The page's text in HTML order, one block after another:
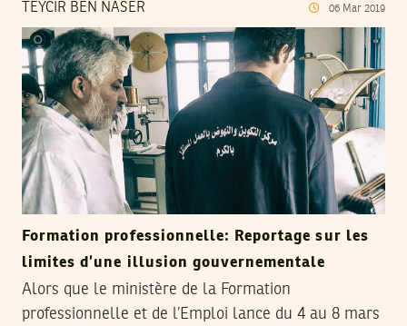
TEYCIR BEN NASER 06 Mar 2019
Formation professionnelle: Reportage sur les
limites d’une illusion gouvernementale
Alors que le ministère de la Formation
professionnelle et de l’Emploi lance du 4 au 8 mars